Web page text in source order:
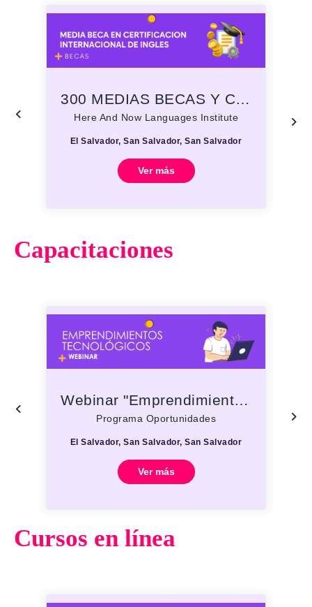
300 MEDIAS BECAS Y CERTIFICACION INTERNACIONAL GRATIS
Here And Now Languages Institute
El Salvador, San Salvador, San Salvador
Ver más
Capacitaciones
Webinar "Emprendimientos Tecnológicos"
Programa Oportunidades
El Salvador, San Salvador, San Salvador
Ver más
Cursos en línea